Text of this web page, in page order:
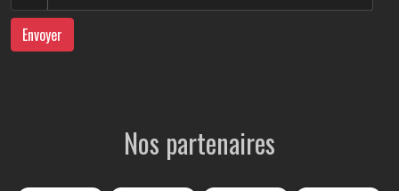
Envoyer
Nos partenaires